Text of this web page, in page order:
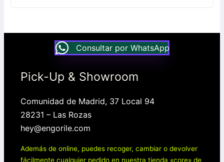
Consultar por WhatsApp
Pick-Up & Showroom
Comunidad de Madrid, 37 Local 94
28231 – Las Rozas
hey@engorile.com
Además de online, puedes recoger, cambiar o devolver
fácilmente cualquier pedido en nuestra tienda «core» de